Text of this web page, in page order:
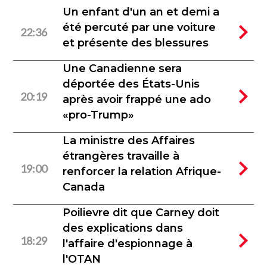
22:36
Un enfant d'un an et demi a
été percuté par une voiture
et présente des blessures
20:19
Une Canadienne sera
déportée des États-Unis
après avoir frappé une ado
«pro-Trump»
19:00
La ministre des Affaires
étrangères travaille à
renforcer la relation Afrique-
Canada
18:29
Poilievre dit que Carney doit
des explications dans
l'affaire d'espionnage à
l'OTAN